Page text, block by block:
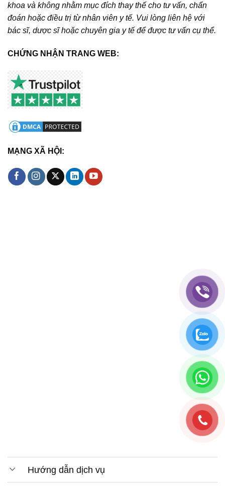
khoa và không nhằm mục đích thay thế cho tư vấn, chẩn
đoán hoặc điều trị từ nhân viên y tế. Vui lòng liên hệ với
bác sĩ, dược sĩ hoặc chuyên gia y tế để được tư vấn cụ thể.
CHỨNG NHẬN TRANG WEB:
MẠNG XÃ HỘI:
Hướng dẫn dịch vụ